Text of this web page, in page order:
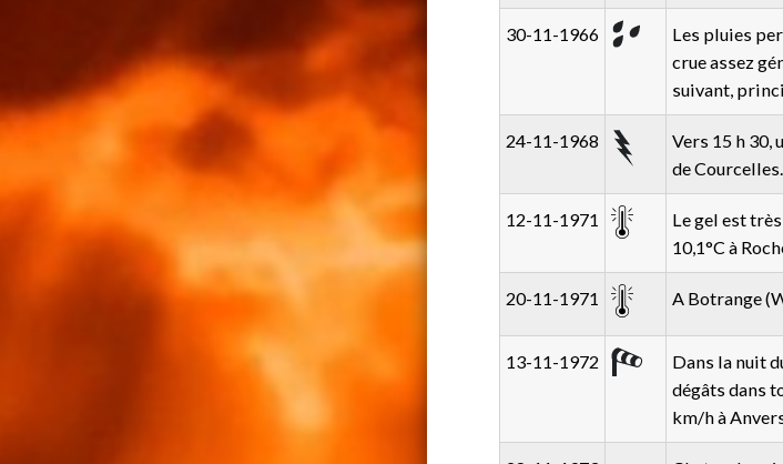
30-11-1966
Les pluies
crue assez
suivant,
24-11-1968
Vers 15 h 30,
de Courcelles.
12-11-1971
Le gel est
10,1°C à
20-11-1971 A Botrange
13-11-1972
Dans la nuit
dégâts dans
km/h à